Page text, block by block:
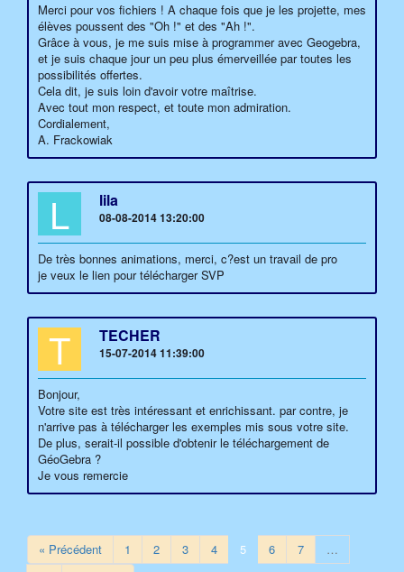
Merci pour vos fichiers ! A chaque fois que je les projette, mes
élèves poussent des "Oh !" et des "Ah !".
Grâce à vous, je me suis mise à programmer avec Geogebra,
et je suis chaque jour un peu plus émerveillée par toutes les
possibilités offertes.
Cela dit, je suis loin d'avoir votre maîtrise.
Avec tout mon respect, et toute mon admiration.
Cordialement,
A. Frackowiak
L lila
08-08-2014 13:20:00
De très bonnes animations, merci, c?est un travail de pro
je veux le lien pour télécharger SVP
T TECHER
15-07-2014 11:39:00
Bonjour,
Votre site est très intéressant et enrichissant. par contre, je
n'arrive pas à télécharger les exemples mis sous votre site.
De plus, serait-il possible d'obtenir le téléchargement de
GéoGebra ?
Je vous remercie
« Précédent 1 2 3 4 5 6 7
…